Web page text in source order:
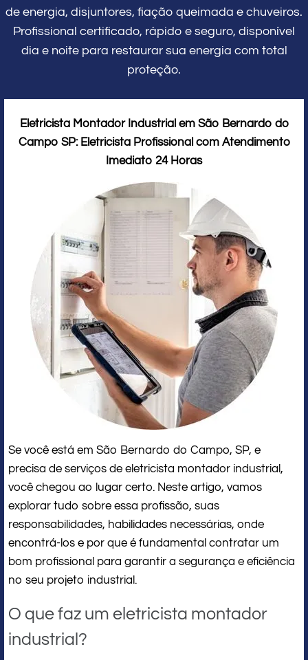
de energia, disjuntores, fiação queimada e chuveiros.
Profissional certificado, rápido e seguro, disponível
dia e noite para restaurar sua energia com total
proteção.
Eletricista Montador Industrial em São Bernardo do
Campo SP: Eletricista Profissional com Atendimento
Imediato 24 Horas
Se você está em São Bernardo do Campo, SP, e
precisa de serviços de eletricista montador industrial,
você chegou ao lugar certo. Neste artigo, vamos
explorar tudo sobre essa profissão, suas
responsabilidades, habilidades necessárias, onde
encontrá-los e por que é fundamental contratar um
bom profissional para garantir a segurança e eficiência
no seu projeto industrial.
O que faz um eletricista montador
industrial?